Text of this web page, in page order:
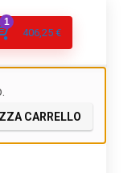
1
406,25 €
CARRELLO